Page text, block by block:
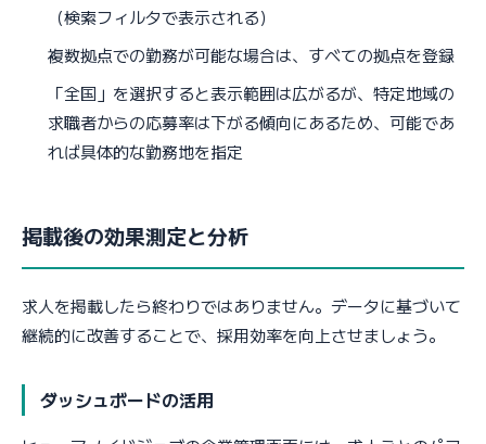
（検索フィルタで表示される）
複数拠点での勤務が可能な場合は、すべての拠点を登録
「全国」を選択すると表示範囲は広がるが、特定地域の
求職者からの応募率は下がる傾向にあるため、可能であ
れば具体的な勤務地を指定
掲載後の効果測定と分析
求人を掲載したら終わりではありません。データに基づいて
継続的に改善することで、採用効率を向上させましょう。
ダッシュボードの活用